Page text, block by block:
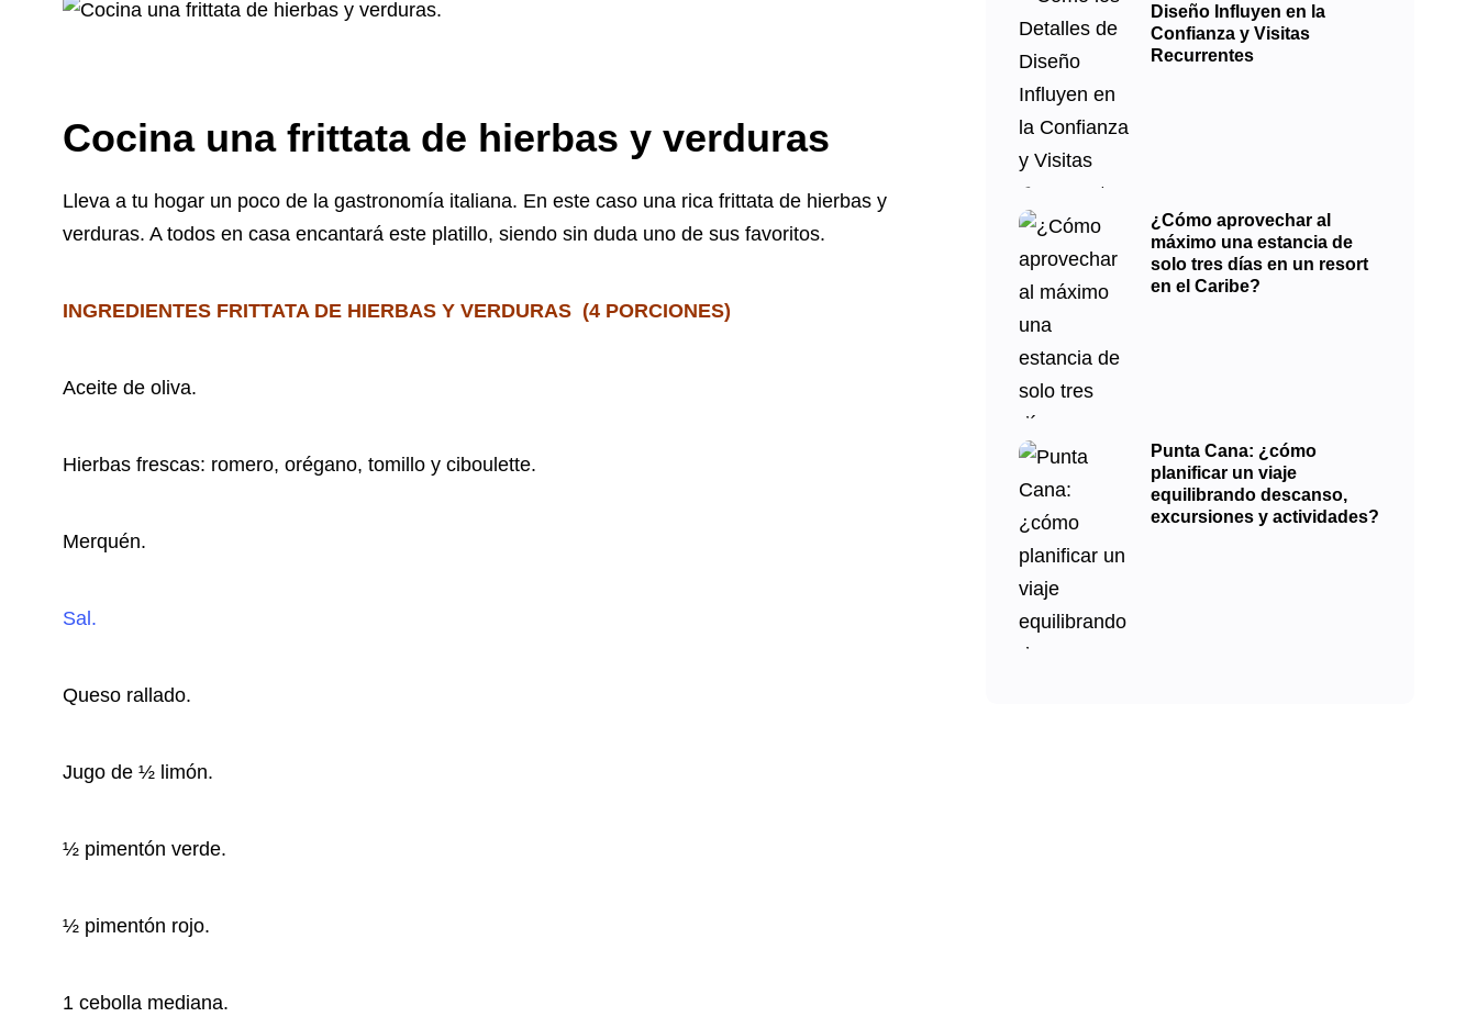
Cocina una frittata de hierbas y verduras
Lleva a tu hogar un poco de la gastronomía italiana. En este caso una rica frittata de hierbas y
verduras. A todos en casa encantará este platillo, siendo sin duda uno de sus favoritos.
INGREDIENTES FRITTATA DE HIERBAS Y VERDURAS (4 PORCIONES)
Aceite de oliva.
Hierbas frescas: romero, orégano, tomillo y ciboulette.
Merquén.
Sal.
Queso rallado.
Jugo de ½ limón.
½ pimentón verde.
½ pimentón rojo.
1 cebolla mediana.
Diseño Influyen en la
Confianza y Visitas
Recurrentes
¿Cómo aprovechar al
máximo una estancia de
solo tres días en un resort
en el Caribe?
Punta Cana: ¿cómo
planificar un viaje
equilibrando descanso,
excursiones y actividades?